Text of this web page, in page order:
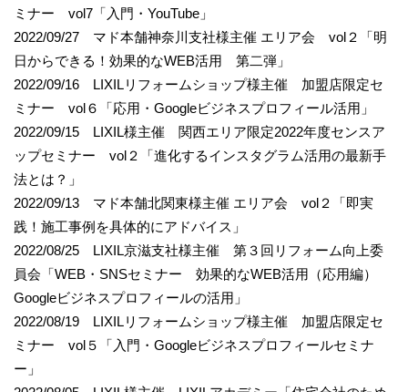
ミナー vol7「入門・YouTube」
2022/09/27 マド本舗神奈川支社様主催 エリア会 vol２「明
日からできる！効果的なWEB活用 第二弾」
2022/09/16 LIXILリフォームショップ様主催 加盟店限定セ
ミナー vol６「応用・Googleビジネスプロフィール活用」
2022/09/15 LIXIL様主催 関西エリア限定2022年度センスア
ップセミナー vol２「進化するインスタグラム活用の最新手
法とは？」
2022/09/13 マド本舗北関東様主催 エリア会 vol２「即実
践！施工事例を具体的にアドバイス」
2022/08/25 LIXIL京滋支社様主催 第３回リフォーム向上委
員会「WEB・SNSセミナー 効果的なWEB活用（応用編）
Googleビジネスプロフィールの活用」
2022/08/19 LIXILリフォームショップ様主催 加盟店限定セ
ミナー vol５「入門・Googleビジネスプロフィールセミナ
ー」